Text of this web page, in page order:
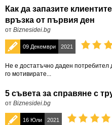
Как да запазите
връзка от първия ден
от Biznesidei.bg
09 Декември 2021
Не е достатъчно даден
го мотивирате...
5 съвета за справяне с
от Biznesidei.bg
16 Юли 2021